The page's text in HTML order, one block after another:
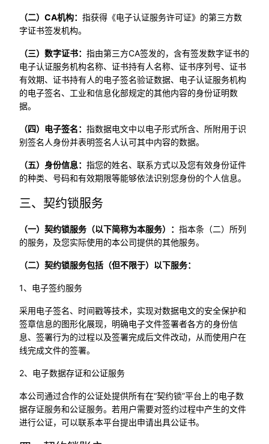
（二）CA机构： 指获得《电子认证服务许可证》的第三方数
字证书签发机构。
（三）数字证书： 指由第三方CA签发的，含有签发数字证书的
电子认证服务机构名称、证书持有人名称、证书序列号、证书
有效期、证书持有人的电子签名验证数据、电子认证服务机构
的电子签名、工业和信息化部规定的其他内容的身份证明数
据。
（四）电子签名： 指数据电文中以电子形式所含、所附用于识
别签名人身份并表明签名人认可其中内容的数据。
（五）身份信息： 指您的姓名、联系方式以及您有效身份证件
的种类、号码和有效期限等能够依法识别您身份的个人信息。
三、契约锁服务
（一）契约锁服务（以下简称为本服务）： 指本条（二）所列
的服务，及您实际使用的本公司提供的其他服务。
（二）契约锁服务包括（但不限于）以下服务：
1、电子签约服务
采用电子签名、时间戳等技术，实现对数据电文的安全保护和
签章信息的图形化展现，明确电子文件签署者各方的身份信
息、签署行为的过程以及签署完成后文件改动，从而使用户在
线完成文件的签署。
2、电子数据存证和公证服务
本公司通过合作的公证处提供所有在“契约锁”平台上的电子数
据存证服务和公证服务。若用户需要对签约过程中产生的文件
进行公证，可以联系本平台提出申请出具公证书。